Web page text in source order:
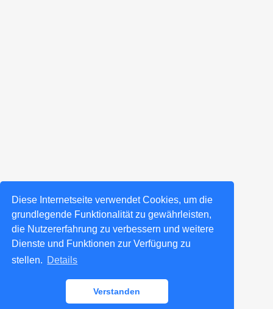
Diese Internetseite verwendet Cookies, um die
grundlegende Funktionalität zu gewährleisten,
die Nutzererfahrung zu verbessern und weitere
Dienste und Funktionen zur Verfügung zu
stellen. Details
Verstanden